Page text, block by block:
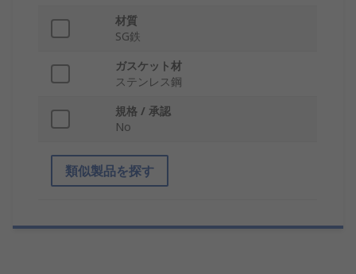
材質
SG鉄
ガスケット材
ステンレス鋼
規格 / 承認
No
類似製品を探す